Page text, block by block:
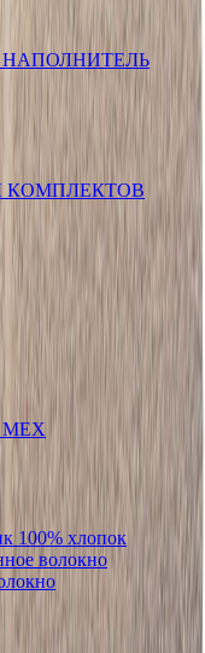
КОМПЛЕКТОВ
МЕХ
100% хлопок
волокно